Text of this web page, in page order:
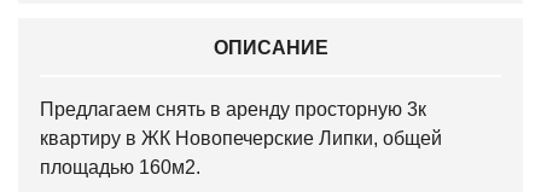
ОПИСАНИЕ
Предлагаем снять в аренду просторную 3к
квартиру в ЖК Новопечерские Липки, общей
площадью 160м2.